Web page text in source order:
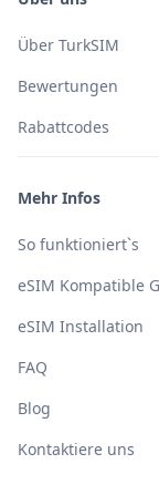
Über TurkSIM
Bewertungen
Rabattcodes
Mehr Infos
So funktioniert`s
eSIM Kompatible
eSIM Installation
FAQ
Blog
Kontaktiere uns